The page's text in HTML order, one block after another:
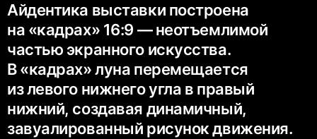
Айдентика выставки построена
на «кадрах» 16:9 — неотъемлимой
частью экранного искусства.
В «кадрах» луна перемещается
из левого нижнего угла в правый
нижний, создавая динамичный,
завуалированный рисунок движения.